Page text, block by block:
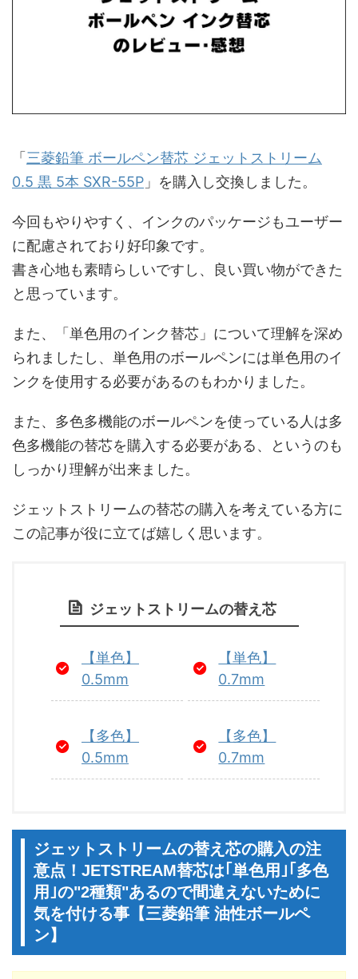
「 三菱鉛筆 ボールペン替芯 ジェットストリーム
0.5 黒 5本 SXR-55P 」を購入し交換しました。
今回もやりやすく、インクのパッケージもユーザー
に配慮されており好印象です。
書き心地も素晴らしいですし、良い買い物ができた
と思っています。
また、「単色用のインク替芯」について理解を深め
られましたし、単色用のボールペンには単色用のイ
ンクを使用する必要があるのもわかりました。
また、多色多機能のボールペンを使っている人は多
色多機能の替芯を購入する必要がある、というのも
しっかり理解が出来ました。
ジェットストリームの替芯の購入を考えている方に
この記事が役に立てば嬉しく思います。
ジェットストリームの替え芯
【単色】
0.5mm
【単色】
0.7mm
【多色】
0.5mm
【多色】
0.7mm
ジェットストリームの替え芯の購入の注
意点！JETSTREAM替芯は｢単色用｣｢多色
用｣の"2種類"あるので間違えないために
気を付ける事【三菱鉛筆 油性ボールペ
ン】